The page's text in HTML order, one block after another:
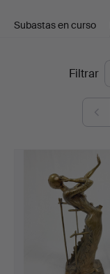
de
Bohuslän
Subastas en curso
Filtrar